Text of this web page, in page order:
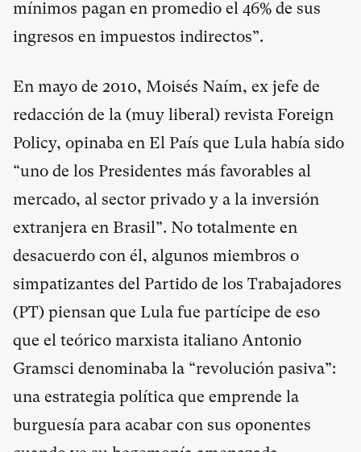
mínimos pagan en promedio el 46% de sus
ingresos en impuestos indirectos”.
En mayo de 2010, Moisés Naím, ex jefe de
redacción de la (muy liberal) revista Foreign
Policy, opinaba en El País que Lula había sido
“uno de los Presidentes más favorables al
mercado, al sector privado y a la inversión
extranjera en Brasil”. No totalmente en
desacuerdo con él, algunos miembros o
simpatizantes del Partido de los Trabajadores
(PT) piensan que Lula fue partícipe de eso
que el teórico marxista italiano Antonio
Gramsci denominaba la “revolución pasiva”:
una estrategia política que emprende la
burguesía para acabar con sus oponentes